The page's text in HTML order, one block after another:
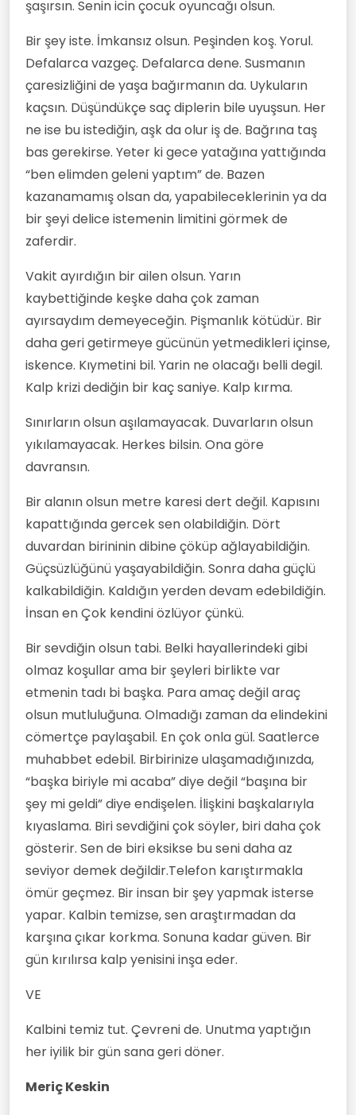
şaşırsın. Senin icin çocuk oyuncağı olsun.
Bir şey iste. İmkansız olsun. Peşinden koş. Yorul.
Defalarca vazgeç. Defalarca dene. Susmanın
çaresizliğini de yaşa bağırmanın da. Uykuların
kaçsın. Düşündükçe saç diplerin bile uyuşsun. Her
ne ise bu istediğin, aşk da olur iş de. Bağrına taş
bas gerekirse. Yeter ki gece yatağına yattığında
“ben elimden geleni yaptım” de. Bazen
kazanamamış olsan da, yapabileceklerinin ya da
bir şeyi delice istemenin limitini görmek de
zaferdir.
Vakit ayırdığın bir ailen olsun. Yarın
kaybettiğinde keşke daha çok zaman
ayırsaydım demeyeceğin. Pişmanlık kötüdür. Bir
daha geri getirmeye gücünün yetmedikleri içinse,
iskence. Kıymetini bil. Yarin ne olacağı belli degil.
Kalp krizi dediğin bir kaç saniye. Kalp kırma.
Sınırların olsun aşılamayacak. Duvarların olsun
yıkılamayacak. Herkes bilsin. Ona göre
davransın.
Bir alanın olsun metre karesi dert değil. Kapısını
kapattığında gercek sen olabildiğin. Dört
duvardan birininin dibine çöküp ağlayabildiğin.
Güçsüzlüğünü yaşayabildiğin. Sonra daha güçlü
kalkabildiğin. Kaldığın yerden devam edebildiğin.
İnsan en Çok kendini özlüyor çünkü.
Bir sevdiğin olsun tabi. Belki hayallerindeki gibi
olmaz koşullar ama bir şeyleri birlikte var
etmenin tadı bi başka. Para amaç değil araç
olsun mutluluğuna. Olmadığı zaman da elindekini
cömertçe paylaşabil. En çok onla gül. Saatlerce
muhabbet edebil. Birbirinize ulaşamadığınızda,
“başka biriyle mi acaba” diye değil “başına bir
şey mi geldi” diye endişelen. İlişkini başkalarıyla
kıyaslama. Biri sevdiğini çok söyler, biri daha çok
gösterir. Sen de biri eksikse bu seni daha az
seviyor demek değildir.Telefon karıştırmakla
ömür geçmez. Bir insan bir şey yapmak isterse
yapar. Kalbin temizse, sen araştırmadan da
karşına çıkar korkma. Sonuna kadar güven. Bir
gün kırılırsa kalp yenisini inşa eder.
VE
Kalbini temiz tut. Çevreni de. Unutma yaptığın
her iyilik bir gün sana geri döner.
Meriç Keskin